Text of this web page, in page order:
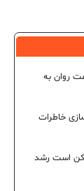
روان به
خاطرات
است رشد